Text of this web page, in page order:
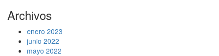
Archivos
enero 2023
junio 2022
mayo 2022